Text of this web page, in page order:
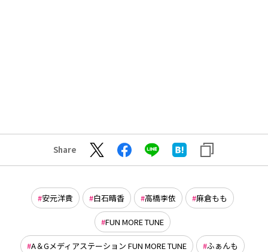
Share
安元洋貴 白石晴香 高橋李依 麻倉もも
FUN MORE TUNE
A＆Gメディアステーション FUN MORE TUNE ふぁんも